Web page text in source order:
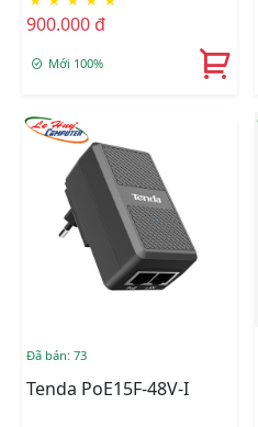
CỔNG PoE + 2PORT
GIGA) 63W
900.000 đ
Mới 100%
Đã bán: 73
Tenda PoE15F-48V-I